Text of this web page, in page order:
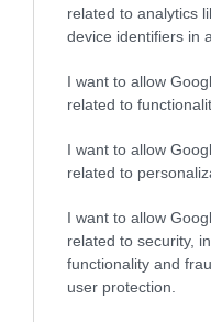
related to analytics
device identifiers in
I want to allow
related to
I want to allow
related to
I want to allow
related to security,
functionality and
user protection.